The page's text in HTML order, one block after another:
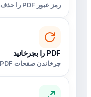
رمز عبور PDF را حذف کنید
PDF را بچرخانید
چرخاندن صفحات PDF